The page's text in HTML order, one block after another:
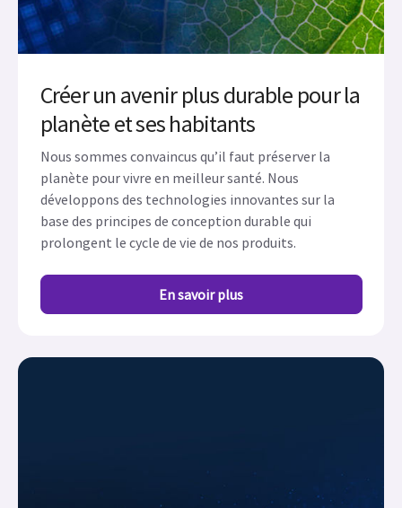
Créer un avenir plus durable pour la
planète et ses habitants
Nous sommes convaincus qu’il faut préserver la
planète pour vivre en meilleur santé. Nous
développons des technologies innovantes sur la
base des principes de conception durable qui
prolongent le cycle de vie de nos produits.
En savoir plus